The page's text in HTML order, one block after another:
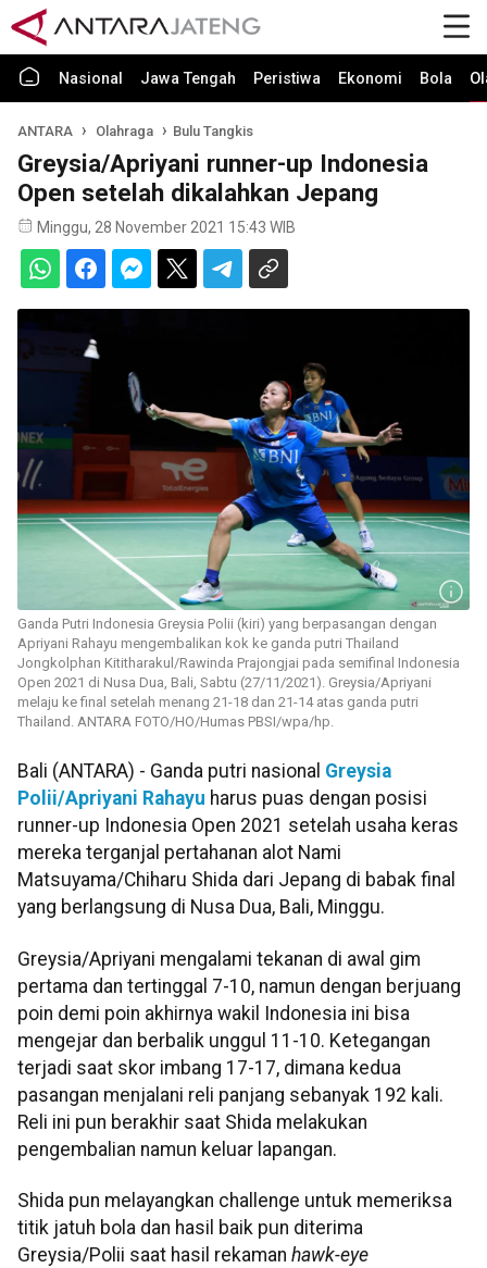
Nasional Jawa Tengah Peristiwa Ekonomi Bola
ANTARA Olahraga Bulu Tangkis
Greysia/Apriyani runner-up Indonesia
Open setelah dikalahkan Jepang
Minggu, 28 November 2021 15:43 WIB
Ganda Putri Indonesia Greysia Polii (kiri) yang berpasangan dengan
Apriyani Rahayu mengembalikan kok ke ganda putri Thailand
Jongkolphan Kititharakul/Rawinda Prajongjai pada semifinal Indonesia
Open 2021 di Nusa Dua, Bali, Sabtu (27/11/2021). Greysia/Apriyani
melaju ke final setelah menang 21-18 dan 21-14 atas ganda putri
Thailand. ANTARA FOTO/HO/Humas PBSI/wpa/hp.
Bali (ANTARA) - Ganda putri nasional Greysia
Polii/Apriyani Rahayu harus puas dengan posisi
runner-up Indonesia Open 2021 setelah usaha keras
mereka terganjal pertahanan alot Nami
Matsuyama/Chiharu Shida dari Jepang di babak final
yang berlangsung di Nusa Dua, Bali, Minggu.
Greysia/Apriyani mengalami tekanan di awal gim
pertama dan tertinggal 7-10, namun dengan berjuang
poin demi poin akhirnya wakil Indonesia ini bisa
mengejar dan berbalik unggul 11-10. Ketegangan
terjadi saat skor imbang 17-17, dimana kedua
pasangan menjalani reli panjang sebanyak 192 kali.
Reli ini pun berakhir saat Shida melakukan
pengembalian namun keluar lapangan.
Shida pun melayangkan challenge untuk memeriksa
titik jatuh bola dan hasil baik pun diterima
Greysia/Polii saat hasil rekaman hawk-eye